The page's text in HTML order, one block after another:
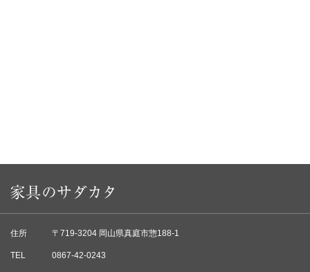
住所 〒719-3204 岡山県真庭市惣188-1
TEL 0867-42-0243